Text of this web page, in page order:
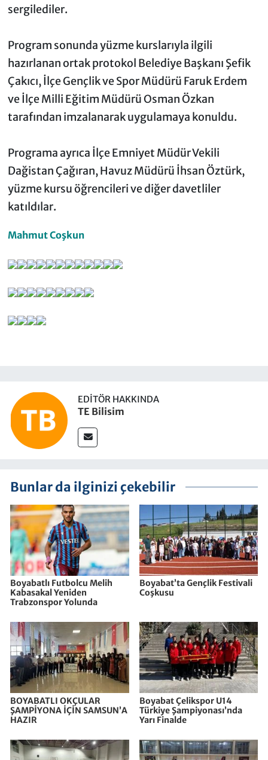
sergilediler.
Program sonunda yüzme kurslarıyla ilgili
hazırlanan ortak protokol Belediye Başkanı Şefik
Çakıcı, İlçe Gençlik ve Spor Müdürü Faruk Erdem
ve İlçe Milli Eğitim Müdürü Osman Özkan
tarafından imzalanarak uygulamaya konuldu.
Programa ayrıca İlçe Emniyet Müdür Vekili
Dağistan Çağıran, Havuz Müdürü İhsan Öztürk,
yüzme kursu öğrencileri ve diğer davetliler
katıldılar.
Mahmut Coşkun
EDITÖR HAKKINDA
TE Bilisim
Bunlar da ilginizi çekebilir
Boyabatlı Futbolcu Melih
Kabasakal Yeniden
Trabzonspor Yolunda
Boyabat’ta Gençlik Festivali
Coşkusu
BOYABATLI OKÇULAR
ŞAMPİYONA İÇİN SAMSUN’A
HAZIR
Boyabat Çelikspor U14
Türkiye Şampiyonası’nda
Yarı Finalde